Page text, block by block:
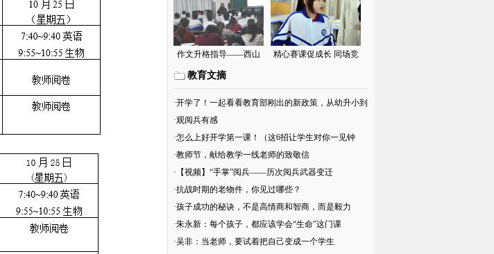
清市中学物理“四元五
环”实践研讨活动
考核
作文升格指导——西山
学校初中部语文教研组
专题教研活动
精心赛课促成长 同场竞
初中部举行优质课大赛
第二轮比赛
教育文摘
·开学了！一起看看教育部刚出的新政策，从幼升小到
高考全面改革！
·观阅兵有感
·怎么上好开学第一课！（这6招让学生对你一见钟
情）
·教师节，献给教学一线老师的致敬信
· 【视频】“手掌”阅兵——历次阅兵武器变迁
·抗战时期的老物件，你见过哪些？
·孩子成功的秘诀，不是高情商和智商，而是毅力
·朱永新：每个孩子，都应该学会“生命”这门课
·吴非：当老师，要试着把自己变成一个学生